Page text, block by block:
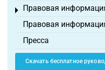
Правовая
Toggle menu
Правовая
Пресса
Скачать бесплатное